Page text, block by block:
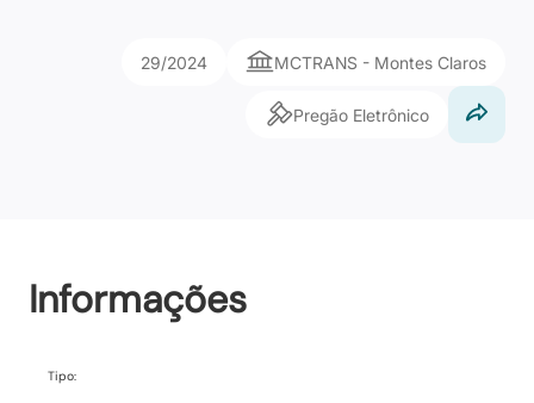
29/2024 MCTRANS - Montes Claros
Pregão Eletrônico
Informações
Tipo: